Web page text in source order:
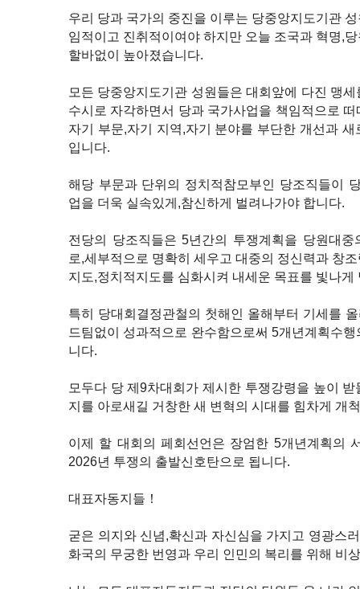
우리 당과 국가의 중진을 이루는 당중앙지도기관
임적이고 진취적이여야 하지만 오늘 조국과 혁명,
할바없이 높아졌습니다.
모든 당중앙지도기관 성원들은 대회앞에 다진 맹
수시로 자각하면서 당과 국가사업을 책임적으로
자기 부문,자기 지역,자기 분야를 부단한 개선과
입니다.
해당 부문과 단위의 정치적참모부인 당조직들이
업을 더욱 실속있게,참신하게 벌려나가야 합니다.
전당의 당조직들은 5년간의 투쟁계획을 당원대
로,세부적으로 명확히 세우고 대중의 정신력과 창
지도,정치적지도를 심화시켜 내세운 목표를 빛나
특히 당대회결정관철의 첫해인 올해부터 기세를
드팀없이 성과적으로 완수함으로써 5개년계획수
니다.
모두다 당 제9차대회가 제시한 투쟁강령을 높이
지를 아로새길 거창한 새 변혁의 시대를 힘차게 개
이제 할 대회의 페회선언은 장엄한 5개년계획의
2026년 투쟁의 출발신호탄으로 됩니다.
대표자동지들！
굳은 의지와 신념,확신과 자신심을 가지고 영광스
화국의 무궁한 번영과 우리 인민의 복리를 위해 비